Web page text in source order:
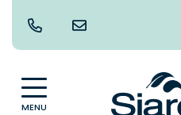
contenu
MENU